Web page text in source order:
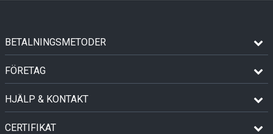
BETALNINGSMETODER
FÖRETAG
HJÄLP & KONTAKT
CERTIFIKAT